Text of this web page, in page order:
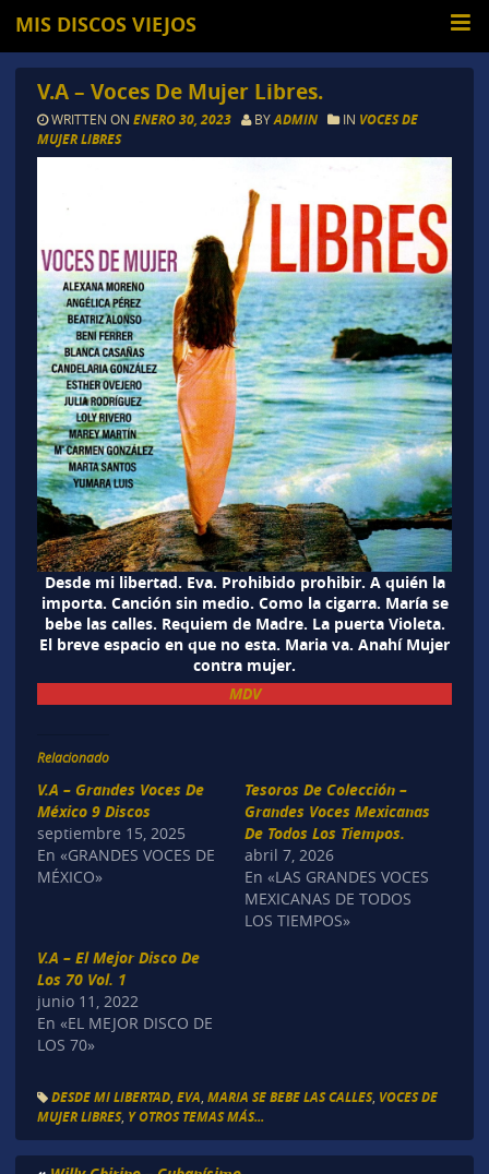
MIS DISCOS VIEJOS
V.A – Voces De Mujer Libres.
WRITTEN ON ENERO 30, 2023 BYADMIN IN VOCES DE
MUJER LIBRES
Desde mi libertad. Eva. Prohibido prohibir. A quién la
importa. Canción sin medio. Como la cigarra. María se
bebe las calles. Requiem de Madre. La puerta Violeta.
El breve espacio en que no esta. Maria va. Anahí Mujer
contra mujer.
MDV
Relacionado
V.A – Grandes Voces De
México 9 Discos
septiembre 15, 2025
En «GRANDES VOCES DE
MÉXICO»
Tesoros De Colección –
Grandes Voces Mexicanas
De Todos Los Tiempos.
abril 7, 2026
En «LAS GRANDES VOCES
MEXICANAS DE TODOS
LOS TIEMPOS»
V.A – El Mejor Disco De
Los 70 Vol. 1
junio 11, 2022
En «EL MEJOR DISCO DE
LOS 70»
DESDE MI LIBERTAD, EVA MARIA SE BEBE LAS CALLES, VOCES DE
MUJER LIBRES, Y OTROS TEMAS MÁS...